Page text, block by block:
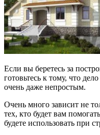
Если вы беретесь за
готовьтесь к тому, что
очень даже непростым.
Очень много зависит не
тех, кто будет вам
будете использовать при